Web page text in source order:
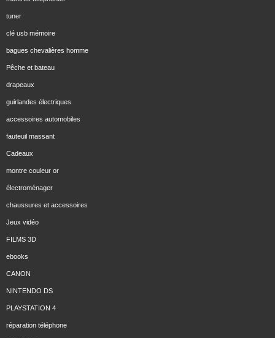
tuner
clé usb mémoire
bagues chevalières homme
Pêche et bateau
drapeaux
guirlandes électriques
accessoires automobiles
fauteuil massant
Cadeaux
montre couleur or
électroménager
chaussures et accessoires
Jeux vidéo
FILMS 3D
ebooks
CANON
NINTENDO DS
PLAYSTATION 4
réparation téléphone